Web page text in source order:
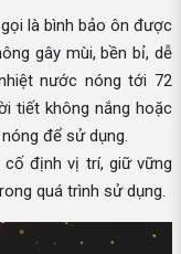
là bình bảo ôn được
gây mùi, bền bỉ, dễ
nước nóng tới 72
tiết không nắng hoặc
để sử dụng.
cố định vị trí, giữ vững
quá trình sử dụng.